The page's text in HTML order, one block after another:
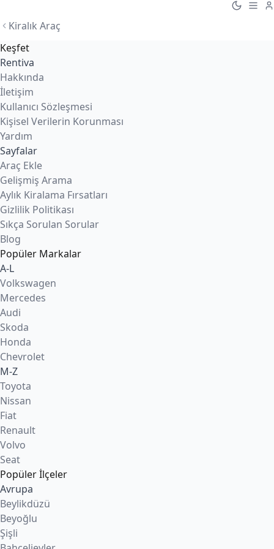
Kiralık Araç
Keşfet
Rentiva
Hakkında
İletişim
Kullanıcı Sözleşmesi
Kişisel Verilerin Korunması
Yardım
Sayfalar
Araç Ekle
Gelişmiş Arama
Aylık Kiralama Fırsatları
Gizlilik Politikası
Sıkça Sorulan Sorular
Blog
Popüler Markalar
A-L
Volkswagen
Mercedes
Audi
Skoda
Honda
Chevrolet
M-Z
Toyota
Nissan
Fiat
Renault
Volvo
Seat
Popüler İlçeler
Avrupa
Beylikdüzü
Beyoğlu
Şişli